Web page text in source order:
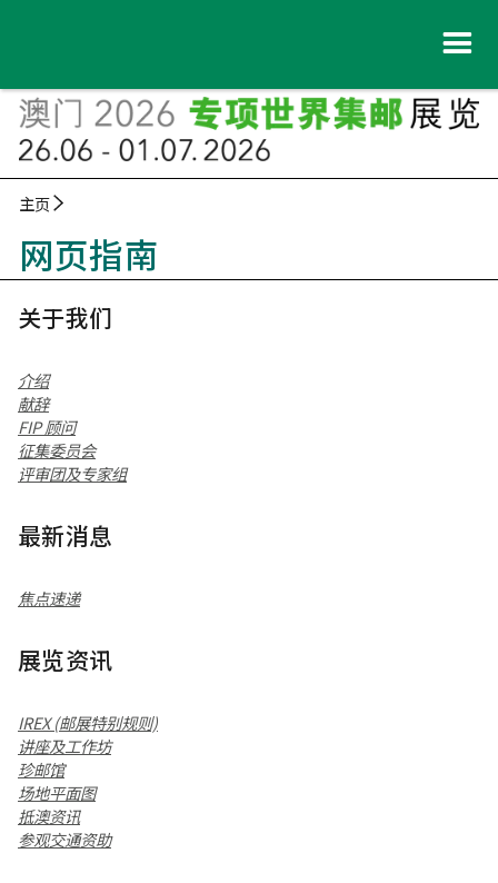
主页
网页指南
关于我们
介绍
献辞
FIP 顾问
征集委员会
评审团及专家组
最新消息
焦点速递
展览资讯
IREX (邮展特别规则)
讲座及工作坊
珍邮馆
场地平面图
抵澳资讯
参观交通资助